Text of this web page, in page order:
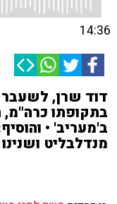
14:36
דוד שרן,
בתקופתו
ב'מעריב' •
מנדלבליט